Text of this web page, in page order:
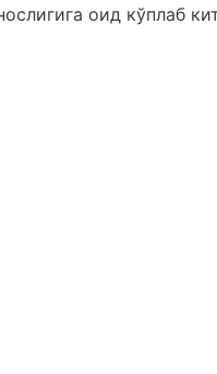
оид кўплаб